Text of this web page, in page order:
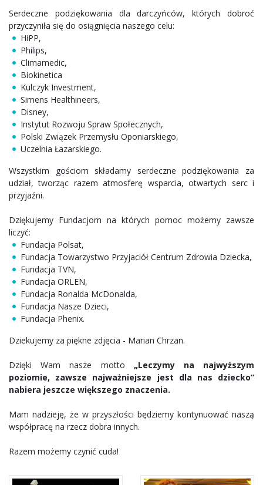
Serdeczne podziękowania dla darczyńców, których dobroć
przyczyniła się do osiągnięcia naszego celu:
HiPP,
Philips,
Climamedic,
Biokinetica
Kulczyk Investment,
Simens Healthineers,
Disney,
Instytut Rozwoju Spraw Społecznych,
Polski Związek Przemysłu Oponiarskiego,
Uczelnia Łazarskiego.
Wszystkim gościom składamy serdeczne podziękowania za
udział, tworząc razem atmosferę wsparcia, otwartych serc i
przyjaźni.
Dziękujemy Fundacjom na których pomoc możemy zawsze
liczyć:
Fundacja Polsat,
Fundacja Towarzystwo Przyjaciół Centrum Zdrowia Dziecka,
Fundacja TVN,
Fundacja ORLEN,
Fundacja Ronalda McDonalda,
Fundacja Nasze Dzieci,
Fundacja Phenix.
Dziekujemy za piękne zdjęcia - Marian Chrzan.
Dzięki Wam nasze motto „Leczymy na najwyższym
poziomie, zawsze najważniejsze jest dla nas dziecko”
nabiera jeszcze większego znaczenia.
Mam nadzieję, że w przyszłości będziemy kontynuować naszą
współpracę na rzecz dobra innych.
Razem możemy czynić cuda!